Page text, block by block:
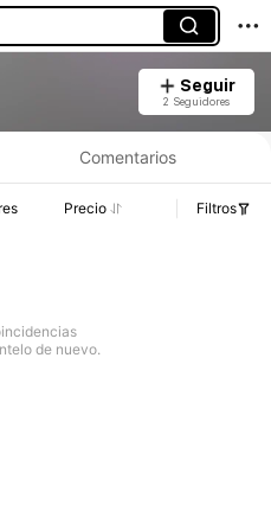
Seguir
2 Seguidores
Comentarios
Precio Filtros
de nuevo.